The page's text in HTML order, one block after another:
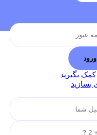
بگیرید
بسازید